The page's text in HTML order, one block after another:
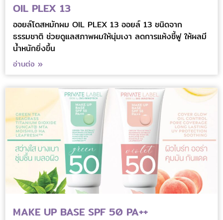
OIL PLEX 13
ออยล์โดสหมักผม OIL PLEX 13 ออยล์ 13 ชนิดจาก
ธรรมชาติ ช่วยดูแลสภาพผมให้นุ่มเงา ลดการแห้งชี้ฟู ให้ผลมี
น้ำหนักยิ่งขึ้น
อ่านต่อ »
MAKE UP BASE SPF 50 PA++